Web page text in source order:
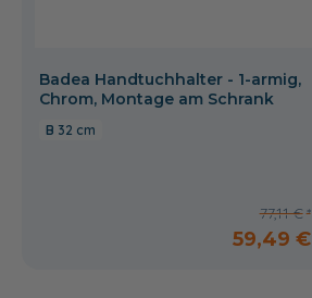
Badea Handtuchhalter - 1-armig,
Chrom, Montage am Schrank
32 cm
77,11 €
59,49 €